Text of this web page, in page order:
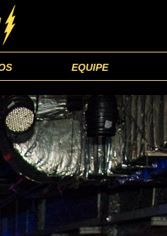
EQUIPE